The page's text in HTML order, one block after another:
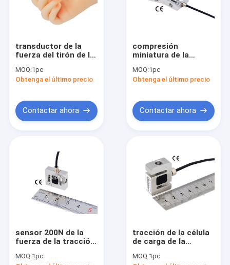
transductor de la
fuerza del tirón de la
tirón del sensor 100N
de la fuerza del tirón
MOQ:1pc
Obtenga el último precio
Contactar ahora
compresión
miniatura de la
de carga de la célula
de carga de la
MOQ:1pc
Obtenga el último precio
Contactar ahora
sensor 200N de la
fuerza de la tracción
de la fuerza de la
MOQ:1pc
tracción de la célula
de carga de la
célula 100kg de la
MOQ:1pc